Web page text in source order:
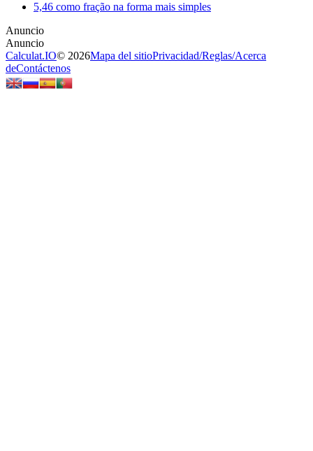
5,46 como fração na forma mais simples
Calculat.IO© 2026Mapa del sitioPrivacidad/Reglas/Acerca
deContáctenos